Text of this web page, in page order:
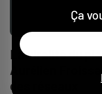
La viralité du
Aurélien
des réseaux
Ça